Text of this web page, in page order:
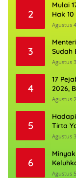
2
Mulai
Hak
Agustus
3
Sudah
Agustus
4
17
2026,
Agustus
5
Tirta
Agustus
6
Agustus